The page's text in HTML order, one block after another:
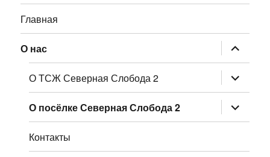
Главная
О нас раскрыть
дочернее
меню
О ТСЖ Северная Слобода 2
раскрыть
дочернее
меню
О посёлке Северная Слобода 2
раскрыть
дочернее
меню
Контакты